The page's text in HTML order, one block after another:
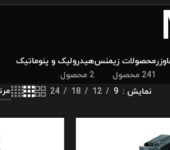
محصولات زیمنس
241 محصول
هیدرولیک و پنوماتیک
2 محصول
نمایش 9
12
18
24